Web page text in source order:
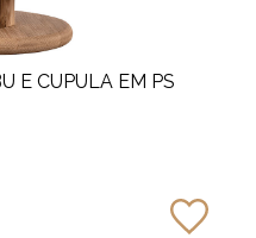
E CUPULA EM PS